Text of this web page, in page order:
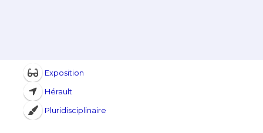
Exposition
Hérault
Pluridisciplinaire